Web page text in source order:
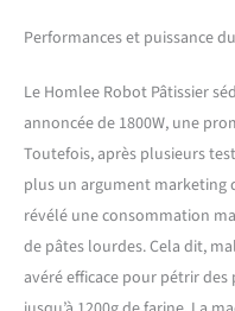
réaliser les
huile lubrifiante
meilleure huile
améliorer la
lubrification) l'effet
ce soit tôt le matin
effectué rapidement
robuste et Design
cuisine.C'est le
et un excellent
Performances et puissance
Le Homlee Robot Pâtissier
annoncée de 1800W, une
Toutefois, après plusieurs
plus un argument marketing
révélé une consommation
de pâtes lourdes. Cela dit,
avéré efficace pour pétrir